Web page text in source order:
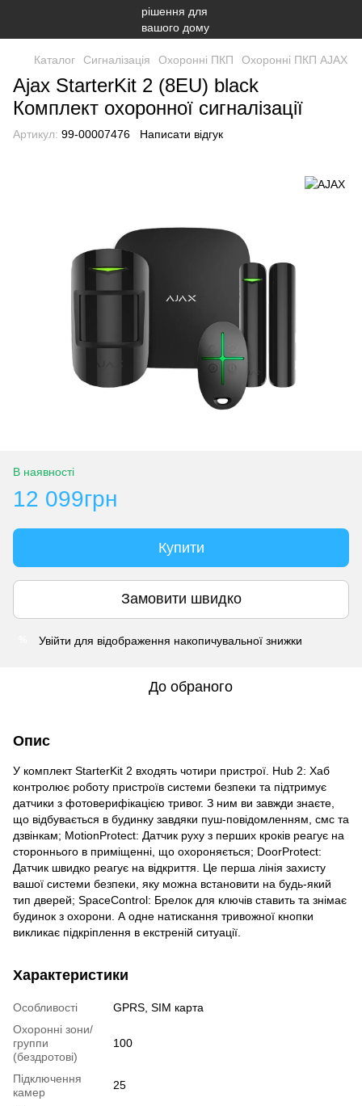
Каталог Сигналізація Охоронні ПКП Охоронні ПКП AJAX
Ajax StarterKit 2 (8EU) black
Комплект охоронної сигналізації
Артикул: 99-00007476 Написати відгук
В наявності
12 099грн
Купити
Замовити швидко
Увійти для відображення накопичувальної знижки
До обраного
Опис
У комплект StarterKit 2 входять чотири пристрої. Hub 2: Хаб
контролює роботу пристроїв системи безпеки та підтримує
датчики з фотоверифікацією тривог. З ним ви завжди знаєте,
що відбувається в будинку завдяки пуш-повідомленням, смс та
дзвінкам; MotionProtect: Датчик руху з перших кроків реагує на
стороннього в приміщенні, що охороняється; DoorProtect:
Датчик швидко реагує на відкриття. Це перша лінія захисту
вашої системи безпеки, яку можна встановити на будь-який
тип дверей; SpaceControl: Брелок для ключів ставить та знімає
будинок з охорони. А одне натискання тривожної кнопки
викликає підкріплення в екстреній ситуації.
Характеристики
Особливості
GPRS, SIM карта
Охоронні зони/
группи
(бездротові)
100
Підключення
камер
25